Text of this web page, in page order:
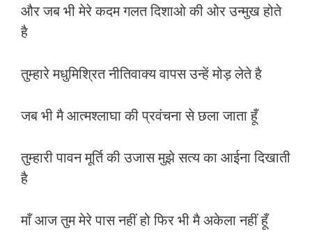
और जब भी मेरे कदम गलत दिशाओ की ओर उन्मुख होते
है
तुम्हारे मधुमिश्रित नीतिवाक्य वापस उन्हें मोड़ लेते है
जब भी मै आत्मश्लाघा की प्रवंचना से छला जाता हूँ
तुम्हारी पावन मूर्ति की उजास मुझे सत्य का आईना दिखाती
है
माँ आज तुम मेरे पास नहीं हो फिर भी मै अकेला नहीं हूँ